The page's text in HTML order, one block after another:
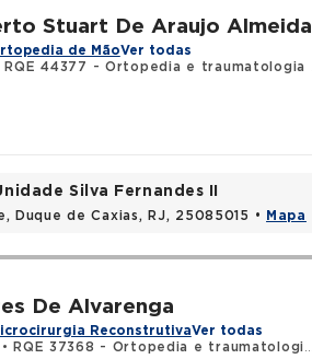
Stuart De Araujo Almeida
de MãoVer todas
RQE 44377 - Ortopedia e traumatologia
Silva Fernandes II
Duque de Caxias, RJ, 25085015 • Mapa
De Alvarenga
ReconstrutivaVer todas
• RQE 37368 - Ortopedia e traumatologia